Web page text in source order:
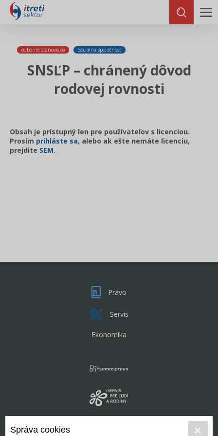
odborné stanovisko Sociálna spoločnosť
SNSĽP – chránený dôvod
rodovej rovnosti
Obsah je prístupný len pre používateľov s licenciou.
Prosím prihláste sa, alebo ak ešte nemáte licenciu,
prejdite SEM.
Právo
Servis
Ekonomika
Správa cookies